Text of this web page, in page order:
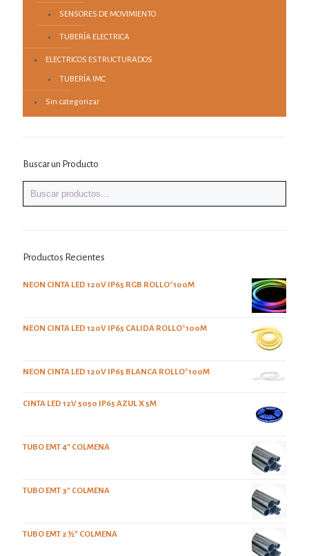
SENSORES DE MOVIMIENTO
TUBERÍA ELECTRICA
ELECTRICOS ESTRUCTURADOS
TUBERÍA IMC
Sin categorizar
Buscar un Producto
Productos Recientes
NEON CINTA LED 120V IP65 RGB ROLLO*100M
NEON CINTA LED 120V IP65 CALIDA ROLLO*100M
NEON CINTA LED 120V IP65 BLANCA ROLLO*100M
CINTA LED 12V 5050 IP65 AZUL X 5M
TUBO EMT 4" COLMENA
TUBO EMT 3" COLMENA
TUBO EMT 2 ½" COLMENA